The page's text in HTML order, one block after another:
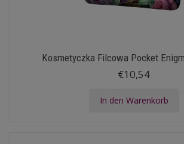
Kosmetyczka Filcowa Pocket
€10,54
In den Warenkorb